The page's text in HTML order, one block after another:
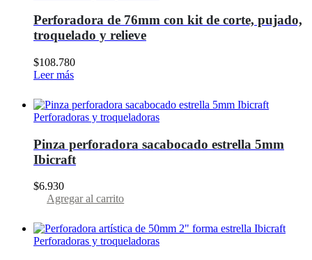
Perforadora de 76mm con kit de corte, pujado,
troquelado y relieve
$108.780
Leer más
Perforadoras y troqueladoras
Pinza perforadora sacabocado estrella 5mm
Ibicraft
$6.930
Agregar al carrito
Perforadoras y troqueladoras